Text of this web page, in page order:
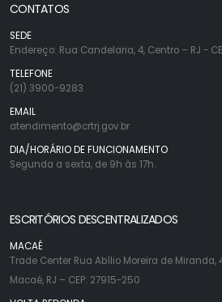
CONTATOS
SEDE
Endereço: Rua Candelaria, 4, Centro – RJ -
TELEFONE
(21) 3900-9283
EMAIL
atendimento@crtrj.gov.br
DIA/HORÁRIO DE FUNCIONAMENTO
Segunda a sexta, de 9h às 17h.
ESCRITÓRIOS DESCENTRALIZADOS
MACAÉ
Trade Center Rua Abílio Moreira de
Macaé, RJ – CEP: 27915-250